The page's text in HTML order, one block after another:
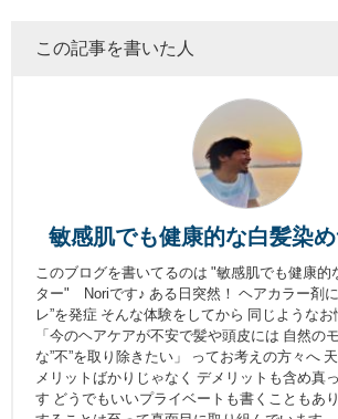
この記事を書いた人
敏感肌でも健康的な白髪染
このブログを書いてるのは "敏感肌でも健康的
ター" Noriです♪ ある日突然！ ヘアカラー剤
レ”を発症 そんな体験をしてから 同じような
「今のヘアケアが不安で髪や頭皮には 自然の
な”不”を取り除きたい」 ってお考えの方々へ
メリットばかりじゃなく デメリットも含め真
す どうでもいいプライベートも書くこともあ